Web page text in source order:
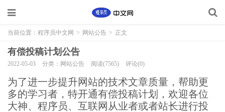
当前位置： 程序员中文网 > 网站公告 > 正文
有偿投稿计划公告
2022-05-03 分类：网站公告 阅读(7565) 评论(0)
为了进一步提升网站的技术文章质量，帮助更
多的学习者，特开通有偿投稿计划，欢迎各位
大神、程序员、互联网从业者或者站长进行投